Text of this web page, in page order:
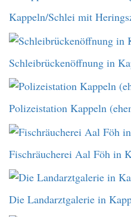
Kappeln/Schlei mit
Schleibrückenöffnung in
Polizeistation Kappeln
Fischräucherei Aal Föh in
Die Landarztgalerie in